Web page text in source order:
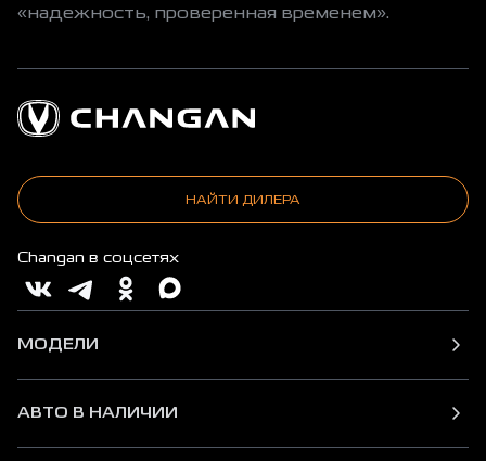
«надежность, проверенная временем».
НАЙТИ ДИЛЕРА
Changan в соцсетях
МОДЕЛИ
АВТО В НАЛИЧИИ